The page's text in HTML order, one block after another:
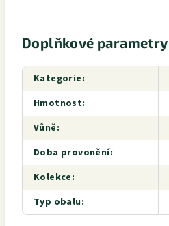
Doplňkové parametry
Kategorie:
Hmotnost:
Vůně:
Doba provonění:
Kolekce:
Typ obalu: